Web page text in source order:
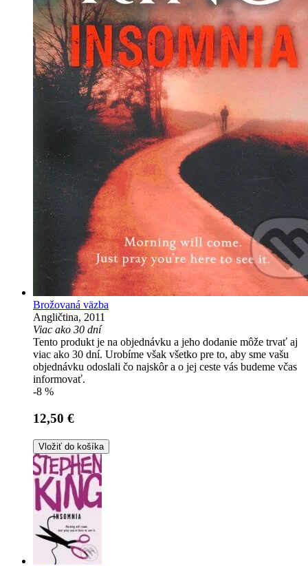
Brožovaná väzba
Angličtina, 2011
Viac ako 30 dní
Tento produkt je na objednávku a jeho dodanie môže trvať aj
viac ako 30 dní. Urobíme však všetko pre to, aby sme vašu
objednávku odoslali čo najskôr a o jej ceste vás budeme včas
informovať.
-8 %
12,50 €
Vložiť do košíka